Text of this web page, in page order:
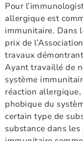
Pour
allergique est
immunitaire. Dans
prix de
travaux
Ayant travaillé de
système
réaction
phobique du
certain type de
substance dans